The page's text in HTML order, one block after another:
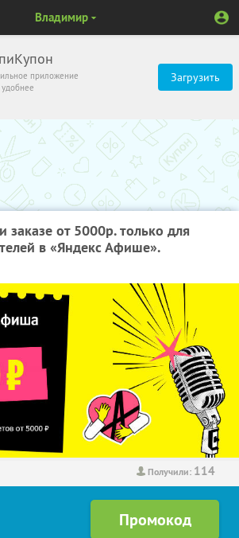
приложение
Загрузить
Владимир
заказе от 5000р. только для
в «Яндекс Афише».
Получили: 114